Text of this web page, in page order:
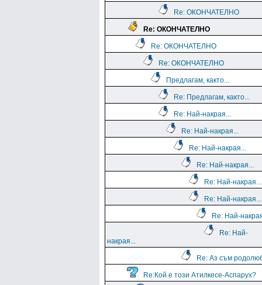
Re: ОКОНЧАТЕЛНО
Re: ОКОНЧАТЕЛНО
Re: ОКОНЧАТЕЛНО
Re: ОКОНЧАТЕЛНО
Предлагам, както...
Re: Предлагам, както...
Re: Най-накрая...
Re: Най-накрая...
Re: Най-накрая...
Re: Най-накрая...
Re: Най-накрая...
Re: Най-накрая...
Re: Най-
Re: Най-
накрая...
Re: Аз съм
Re:Кой е този Атилкесе-Аспарух?